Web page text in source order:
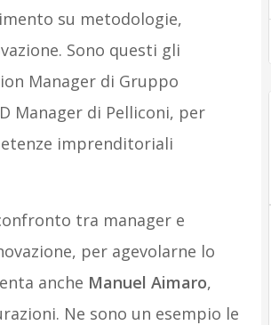
su metodologie,
Sono questi gli
Manager di Gruppo
Manager di Pelliconi, per
imprenditoriali
tra manager e
per agevolarne lo
anche Manuel Aimaro,
Ne sono un esempio le